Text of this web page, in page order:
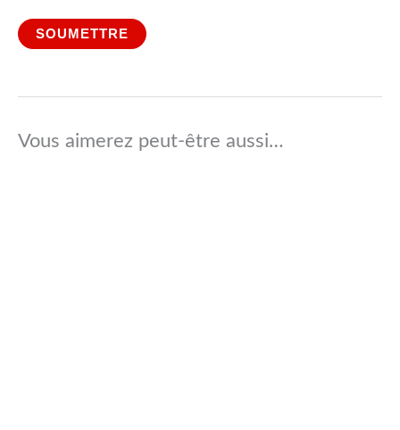
Vous aimerez peut-être aussi…